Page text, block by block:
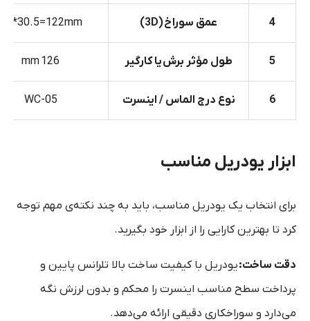
4 عمق سوراخ(3D)
5 طول مؤثر برشیا کارگیر 126 mm
6 نوع درج الماس / اینسرت WC-05
ابزار یودریل مناسب
برای انتخاب یک یودریل مناسب، باید به چند نکته‌ی مهم توجه
کرد تا بهترین کارایی را از ابزار خود بگیرید.
دقت ساخت:یودریل با کیفیت ساخت بالا تلرانس پایین و
پرداخت سطح مناسب اینسرت را محکم و بدون لرزش نگه
می‌دارد و سوراخکاری دقیقی ارائه می‌دهد.